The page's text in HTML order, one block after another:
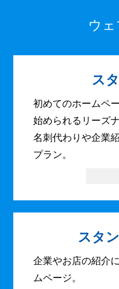
ウ
ス
初めてのホームペ
始められるリーズ
名刺代わりや企業
プラン。
スタ
企業やお店の紹介
ムページ。